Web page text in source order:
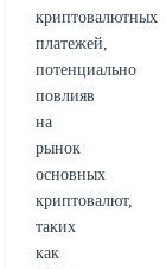
криптовалютных
платежей,
потенциально
повлияв
на
рынок
основных
криптовалют,
таких
как